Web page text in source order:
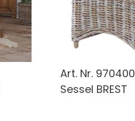
Art. Nr. 970400
Sessel BREST